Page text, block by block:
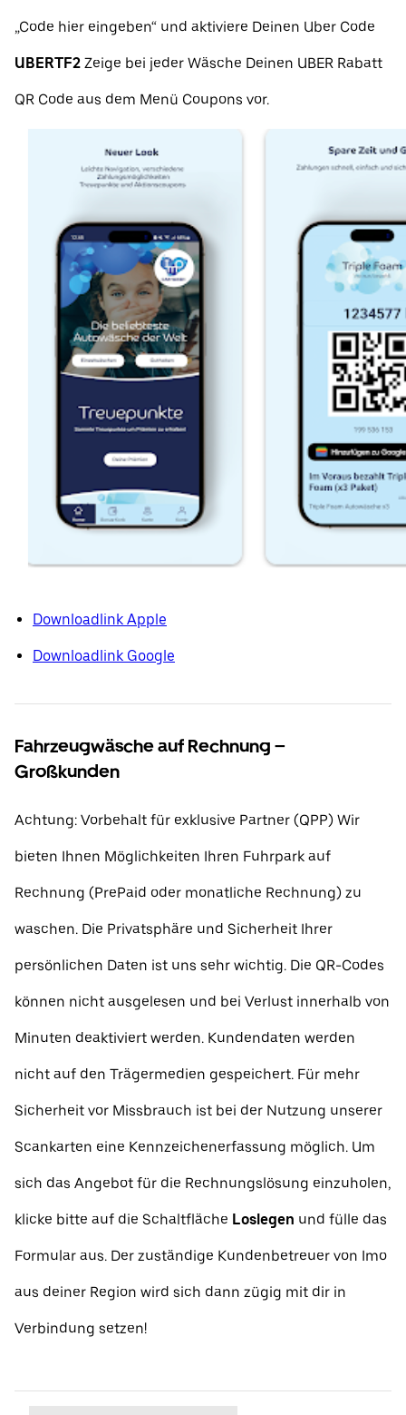
„Code hier eingeben“ und aktiviere Deinen Uber Code
UBERTF2 Zeige bei jeder Wäsche Deinen UBER Rabatt
QR Code aus dem Menü Coupons vor.
Downloadlink Apple
Downloadlink Google
Fahrzeugwäsche auf Rechnung –
Großkunden
Achtung: Vorbehalt für exklusive Partner (QPP) Wir
bieten Ihnen Möglichkeiten Ihren Fuhrpark auf
Rechnung (PrePaid oder monatliche Rechnung) zu
waschen. Die Privatsphäre und Sicherheit Ihrer
persönlichen Daten ist uns sehr wichtig. Die QR-Codes
können nicht ausgelesen und bei Verlust innerhalb von
Minuten deaktiviert werden. Kundendaten werden
nicht auf den Trägermedien gespeichert. Für mehr
Sicherheit vor Missbrauch ist bei der Nutzung unserer
Scankarten eine Kennzeichenerfassung möglich. Um
sich das Angebot für die Rechnungslösung einzuholen,
klicke bitte auf die Schaltfläche Loslegen und fülle das
Formular aus. Der zuständige Kundenbetreuer von Imo
aus deiner Region wird sich dann zügig mit dir in
Verbindung setzen!